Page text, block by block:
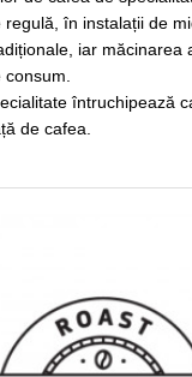
în instalații de
iar măcinarea
întruchipează
de cafea.